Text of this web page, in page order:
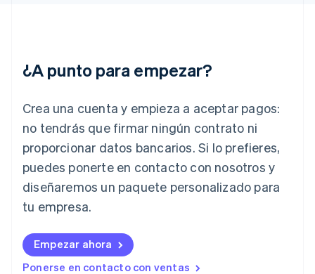
¿A punto para empezar?
Crea una cuenta y empieza a aceptar pagos:
no tendrás que firmar ningún contrato ni
proporcionar datos bancarios. Si lo prefieres,
puedes ponerte en contacto con nosotros y
diseñaremos un paquete personalizado para
tu empresa.
Empezar ahora
Ponerse en contacto con ventas
India
English
English
Italia
ItalianoEnglish
Japón
日本語 English
Letonia
Liechtenstein
Lituania
English